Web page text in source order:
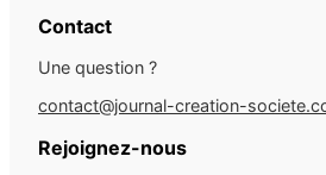
Contact
Une question ?
contact@journal-creation-
Rejoignez-nous